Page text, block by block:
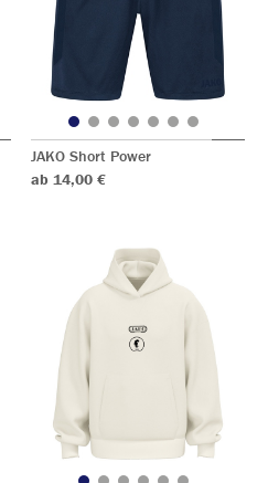
JAKO Short Power
ab 14,00 €